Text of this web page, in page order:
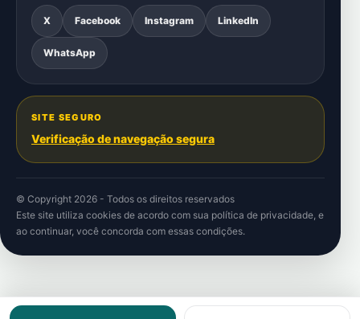
X Facebook Instagram LinkedIn
WhatsApp
SITE SEGURO
Verificação de navegação segura
© Copyright 2026 - Todos os direitos reservados
Este site utiliza cookies de acordo com sua política de privacidade, e
ao continuar, você concorda com essas condições.